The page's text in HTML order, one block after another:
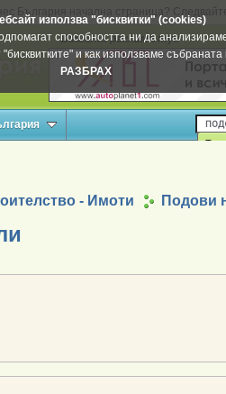
България начална страница?
използва "бисквитки" (cookies)
способността ни да
и как използваме
РАЗБРАХ
Вашата реклама тук
- Имоти Подови